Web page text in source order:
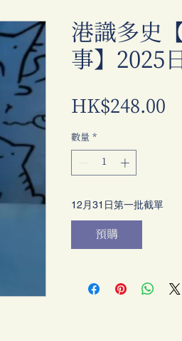
港識多史
事】2025
HK$248.00
數量 *
12月31日第一批截單
預購